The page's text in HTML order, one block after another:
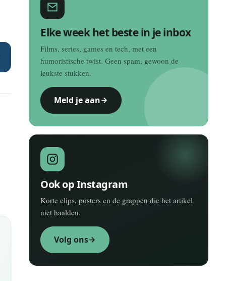
Elke week het beste in je inbox
Films, series, games en tech, met een
humoristische twist. Geen spam, gewoon de
leukste stukken.
Meld je aan
Ook op Instagram
Korte clips, posters en de grappen die het artikel
niet haalden.
Volg ons